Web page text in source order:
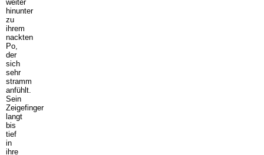
weiter
hinunter
zu
ihrem
nackten
Po,
der
sich
sehr
stramm
anfühlt.
Sein
Zeigefinger
langt
bis
tief
in
ihre